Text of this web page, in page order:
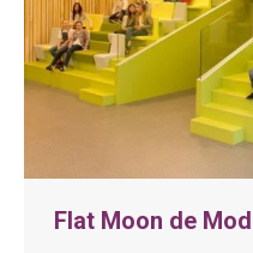
Flat Moon de